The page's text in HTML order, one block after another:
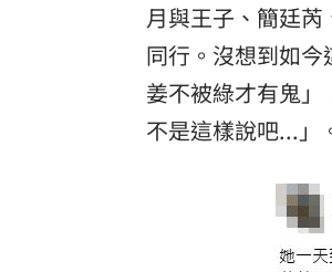
月與王子、簡廷
同行。沒想到如
姜不被綠才有鬼
不是這樣說吧...」